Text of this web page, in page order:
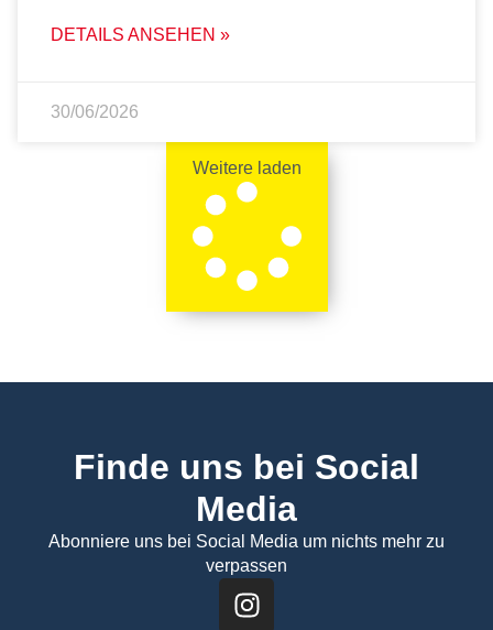
DETAILS ANSEHEN »
30/06/2026
Weitere laden
Finde uns bei Social
Media
Abonniere uns bei Social Media um nichts mehr zu
verpassen